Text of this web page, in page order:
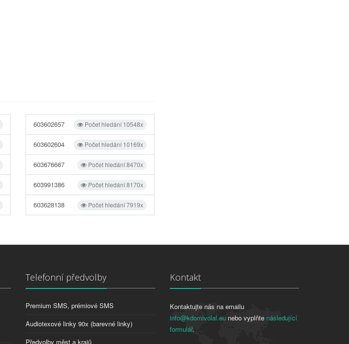
Počet hledání 10548x
603602657
Počet hledání 10169x
603602604
Počet hledání 8470x
603676667
Počet hledání 8170x
603991386
Počet hledání 7919x
603628138
Telefonní předvolby
Premium SMS, prémiové SMS
Audiotexové linky 90x (barevné linky)
Předvolby měst a krajů
Kontakt
Kontaktujte nás na emailu
info@kdomivolal.eunebo vyplňte následující
formulář.